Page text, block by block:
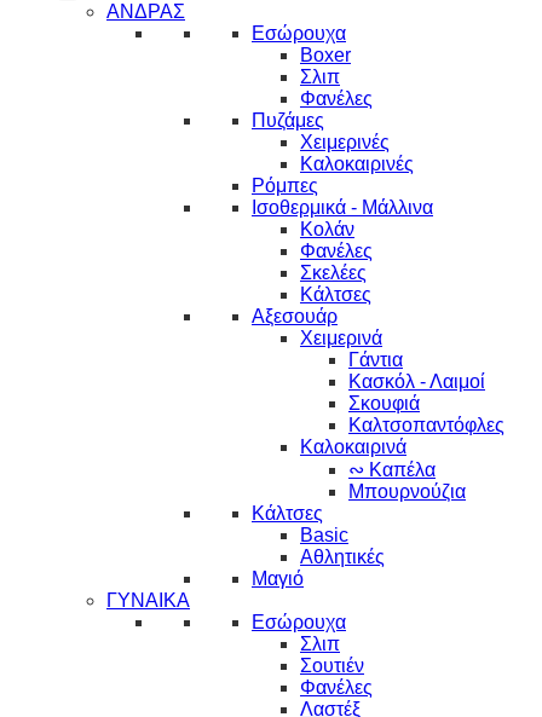
ΑΝΔΡΑΣ
Εσώρουχα
Boxer
Σλιπ
Φανέλες
Πυζάμες
Χειμερινές
Καλοκαιρινές
Ρόμπες
Ισοθερμικά - Μάλλινα
Κολάν
Φανέλες
Σκελέες
Κάλτσες
Αξεσουάρ
Χειμερινά
Γάντια
Κασκόλ - Λαιμοί
Σκουφιά
Καλτσοπαντόφλες
Καλοκαιρινά
∾ Καπέλα
Μπουρνούζια
Κάλτσες
Basic
Αθλητικές
Μαγιό
ΓΥΝΑΙΚΑ
Εσώρουχα
Σλιπ
Σουτιέν
Φανέλες
Λαστέξ